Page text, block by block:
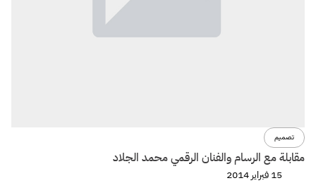
تصميم
مقابلة مع الرسام والفنان الرقمي محمد الجلاد
15 فبراير 2014